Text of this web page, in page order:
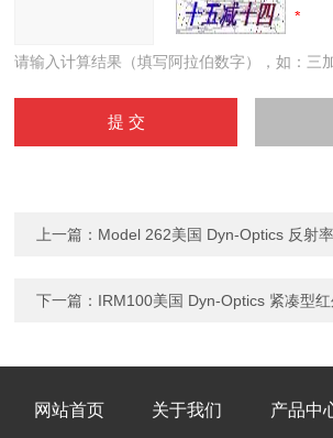
请输入计算结果（填写阿拉伯数字），如：三
上一篇： Model 262美国 Dyn-Optics 反射
下一篇： IRM100美国 Dyn-Optics 紧凑型
网站首页 关于我们 产品中